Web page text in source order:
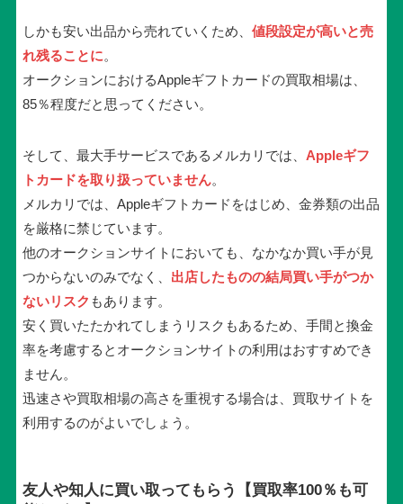
しかも安い出品から売れていくため、 値段設定が高いと売
れ残ることに。
オークションにおけるAppleギフトカードの買取相場は、
85％程度だと思ってください。
そして、最大手サービスであるメルカリでは、 Appleギフ
トカードを取り扱っていません。
メルカリでは、Appleギフトカードをはじめ、金券類の出品
を厳格に禁じています。
他のオークションサイトにおいても、なかなか買い手が見
つからないのみでなく、 出店したものの結局買い手がつか
ないリスク もあります。
安く買いたたかれてしまうリスクもあるため、手間と換金
率を考慮するとオークションサイトの利用はおすすめでき
ません。
迅速さや買取相場の高さを重視する場合は、買取サイトを
利用するのがよいでしょう。
友人や知人に買い取ってもらう【買取率100％も可